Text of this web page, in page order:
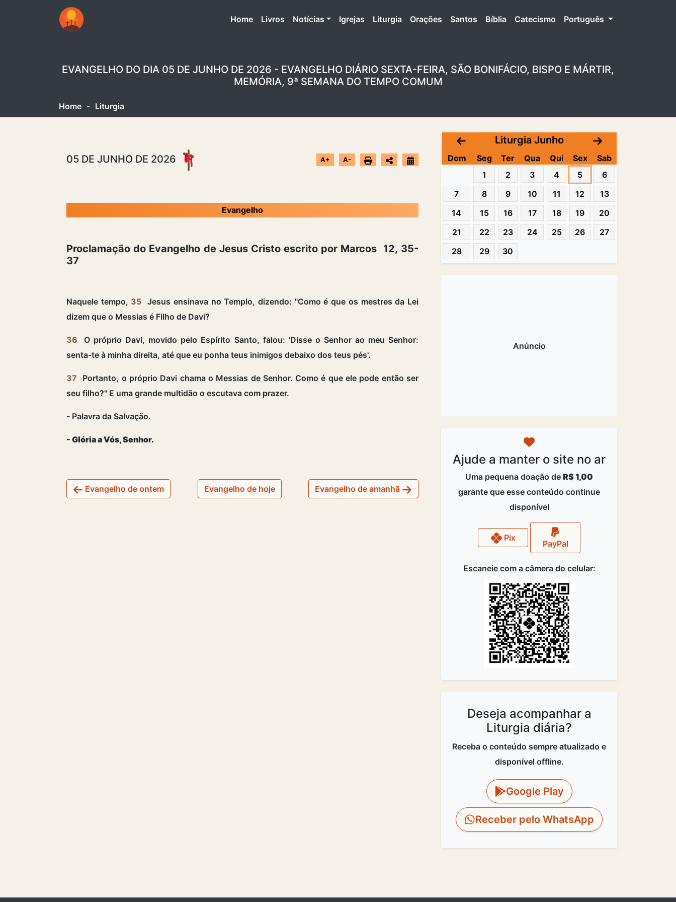
Home(atual)
Livros Notícias Igrejas Liturgia Orações Santos Bíblia Catecismo Português
EVANGELHO DO DIA 05 DE JUNHO DE 2026 - EVANGELHO DIÁRIO SEXTA-FEIRA, SÃO BONIFÁCIO, BISPO E MÁRTIR,
MEMÓRIA, 9ª SEMANA DO TEMPO COMUM
Home - Liturgia
05 DE JUNHO DE 2026 A+ A-
Evangelho
Proclamação do Evangelho de Jesus Cristo escrito por Marcos 12, 35-
37
Naquele tempo, 35 Jesus ensinava no Templo, dizendo: "Como é que os mestres da Lei
dizem que o Messias é Filho de Davi?
36
O próprio Davi, movido pelo Espírito Santo, falou: 'Disse o Senhor ao meu Senhor:
senta-te à minha direita, até que eu ponha teus inimigos debaixo dos teus pés'.
37
Portanto, o próprio Davi chama o Messias de Senhor. Como é que ele pode então ser
seu filho?" E uma grande multidão o escutava com prazer.
- Palavra da Salvação.
- Glória a Vós, Senhor.
Evangelho de ontem Evangelho de hoje Evangelho de amanhã
Liturgia Junho
Dom Seg Ter Qua Qui Sex
Sab
1
2 3 4 5
6
7
8 9 10 11 12
13
14
15 16 17 18 19
20
21
22 23 24 25 26
27
28
29 30
Ajude a manter o site no ar
Uma pequena doação de R$ 1,00
garante que esse conteúdo continue
disponível
Pix
PayPal
Escaneie com a câmera do celular:
Deseja acompanhar a
Liturgia diária?
Receba o conteúdo sempre atualizado e
disponível offline.
Google Play
Receber pelo WhatsApp